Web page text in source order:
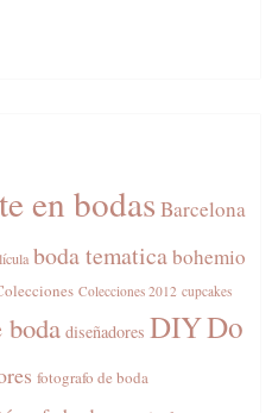
en bodas Barcelona
boda tematicabohemio
Colecciones 2012 cupcakes
boda diseñadores DIYDo
fotografo de boda